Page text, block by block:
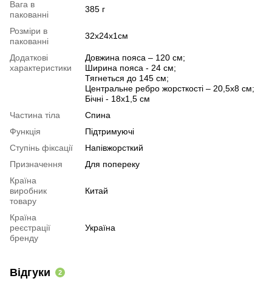
Вага в
пакованні
385 г
Розміри в
пакованні
32х24х1см
Додаткові
характеристики
Довжина пояса – 120 см;
Ширина пояса - 24 см;
Тягнеться до 145 см;
Центральне ребро жорсткості – 20,5х8 см;
Бічні - 18х1,5 см
Частина тіла
Спина
Функція
Підтримуючі
Ступінь фіксації
Напівжорсткий
Призначення
Для попереку
Країна
виробник
товару
Китай
Країна
реєстрації
бренду
Україна
Відгуки 2